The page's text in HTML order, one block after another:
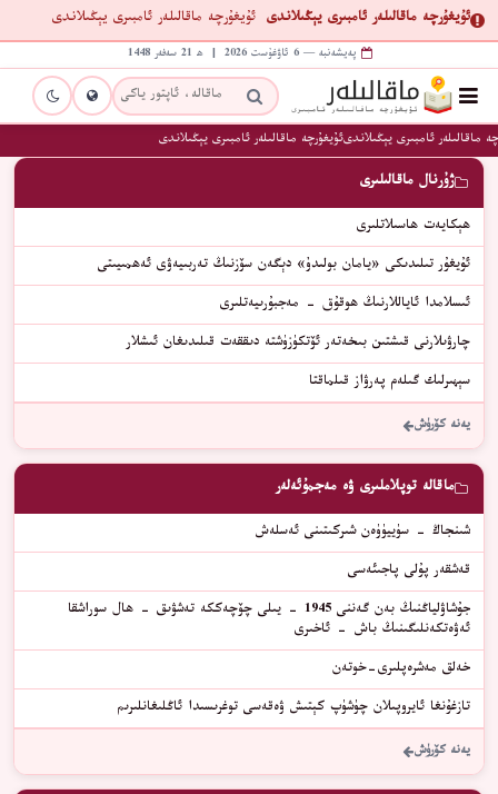
ئۇيغۇرچە ماقالىلەر ئامبىرى يېڭىلاندى ئۇيغۇرچە ماقالىلەر ئامبىرى يېڭىلاندى
پەيشەنبە — 6 ئاۋغۇست 2026 | ھ 21 سەفەر 1448
ماقالىلەر ئامبىرى يېڭىلاندىئۇيغۇرچە ماقالىلەر ئامبىرى يېڭىلاندى
ژۇرنال ماقالىلىرى
ھېكايەت ھاسىلاتلىرى
ئۇيغۇر تىلىدىكى «يامان بولىدۇ» دېگەن سۆزنىڭ تەربىيەۋى ئەھمىيىتى
ئىسلامدا ئاياللارنىڭ ھوقۇق - مەجبۇرىيەتلىرى
چارۋىلارنى قىشتىن بىخەتەر ئۆتكۈزۈشتە دىققەت قىلىدىغان ئىشلار
سېھىرلىك گىلەم پەرۋاز قىلماقتا
يەنە كۆرۈش
ماقالە توپلاملىرى ۋە مەجمۇئەلەر
شىنجاڭ - سۈييۈۈەن شىركىتىنى ئەسلەش
قەشقەر پۇلى پاجىئەسى
جۇشاۋلياڭنىڭ بەن گەننى 1945 - يىلى چۆچەككە تەشۋىق - ھال سوراشقا
ئەۋەتكەنلىگىنىڭ باش - ئاخىرى
خەلق مەشرەپلىرى-خوتەن
تازغۇنغا ئايروپىلان چۈشۈپ كېتىش ۋەقەسى توغرىسىدا ئاڭلىغانلىرىم
يەنە كۆرۈش